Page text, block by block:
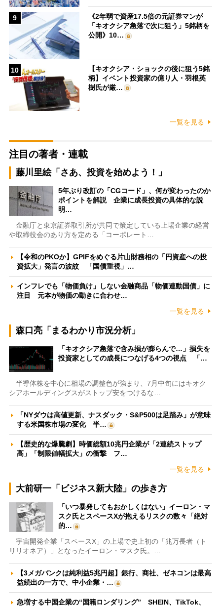
9
《2年弱で資産17.5倍の元証券マンが
「キオクシア急落で次に狙う」5銘柄を
公開》10…
10
【キオクシア・ショックの後に狙う5銘
柄】イベント投資家の億り人・羽根英
樹氏が厳…
一覧を見る
注目の著者・連載
藤川里絵「さあ、投資を始めよう！」
5年ぶり改訂の「CGコード」、何が変わったのか
ポイントを解説 企業に成長投資の具体的な説
明…
金融庁と東京証券取引所が共同で策定している上場企業の経営
や取締役会のあり方を定める「コーポレート…
【令和のPKOか】GPIFをめぐる片山財務相の「円資産への投
資拡大」発言の波紋 「国債重視」…
インフレでも「物価負け」しない金融商品「物価連動国債」に
注目 元本が物価の動きに合わせ…
一覧を見る
森口亮「まるわかり市況分析」
「キオクシア急落で含み損が膨らんで…」損失を
投資家としての成長につなげる4つの視点 「…
半導体株を中心に相場の調整色が強まり、7月中旬にはキオク
シアホールディングスがストップ安をつけるな…
「NYダウは高値更新、ナスダック・S&P500は足踏み」が意味
する米国株市場の変化 半…
【歴史的な爆騰劇】時価総額10兆円企業が「2連続ストップ
高」「制限値幅拡大」の衝撃 フ…
一覧を見る
大前研一「ビジネス新大陸」の歩き方
「いつ暴発してもおかしくはない」イーロン・マ
スク氏とスペースXが抱えるリスクの数々「絶対
的…
宇宙開発企業「スペースX」の上場で史上初の「兆万長者（ト
リリオネア）」となったイーロン・マスク氏。…
【3メガバンクは純利益5兆円超】銀行、商社、ゼネコンは最高
益続出の一方で、中小企業・…
急増する中国企業の“国籍ロンダリング” SHEIN、TikTok、